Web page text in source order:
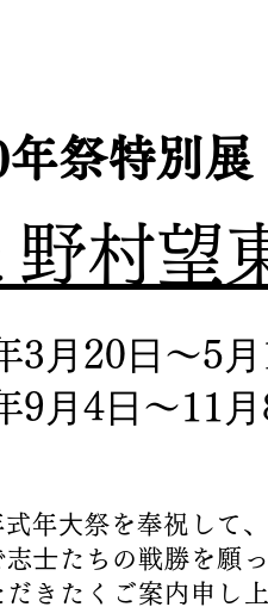
祭特別展
村望
3⽉20⽇〜5⽉
⽇〜11⽉
年⼤祭を奉祝して
⼠たちの戦勝を願
きたくご案内申し上